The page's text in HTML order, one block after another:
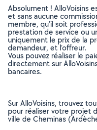
Absolument ! AlloVoisins
et sans aucune
membre, qu’il soit
prestation de service ou
uniquement le prix de la
demandeur, et l’offreur.
Vous pouvez réaliser le
directement sur
bancaires.
Sur AlloVoisins, trouvez
pour réaliser votre projet
ville de Cheminas